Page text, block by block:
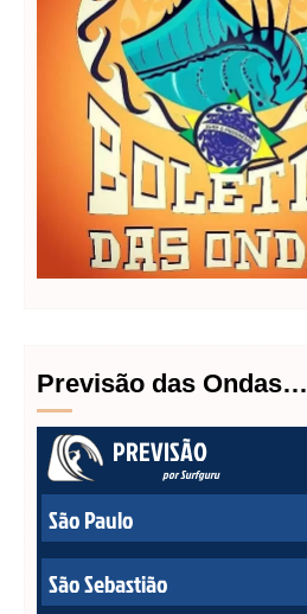
Previsão das Ondas…